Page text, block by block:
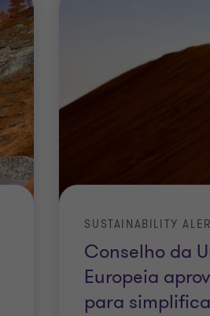
Conselho da
Europeia
para
SUSTAINABILITY